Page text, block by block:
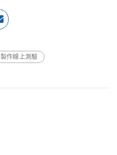
作線上測驗